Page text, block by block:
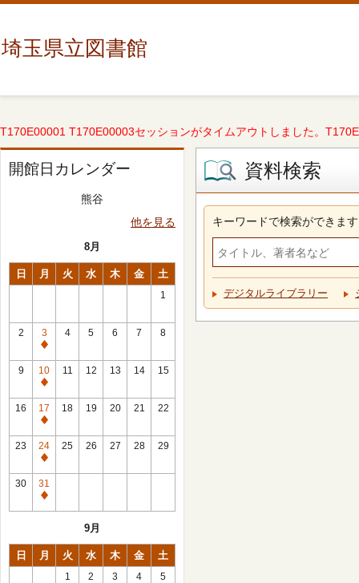
埼玉県立図書館
T170E00001 T170E00003セッションがタイムアウトしました。
開館日カレンダー
熊谷
他を見る
8月
日 月 火 水 木 金 土
1
2
3
休
館
日
4 5 6 7 8
9
10
休
館
日
11 12 13 14 15
16
17
休
館
日
18 19 20 21 22
23
24
休
館
日
25 26 27 28 29
30
31
休
9月
日 月 火 水 木 金 土
1 2 3 4 5
資料検索
キーワードで検索ができます
デジタルライブラリー